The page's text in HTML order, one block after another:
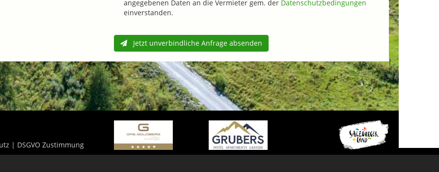
angegebenen Daten an die Vermieter gem. der Datenschutzbedingungen
einverstanden.
Jetzt unverbindliche Anfrage absenden
| DSGVO Zustimmung